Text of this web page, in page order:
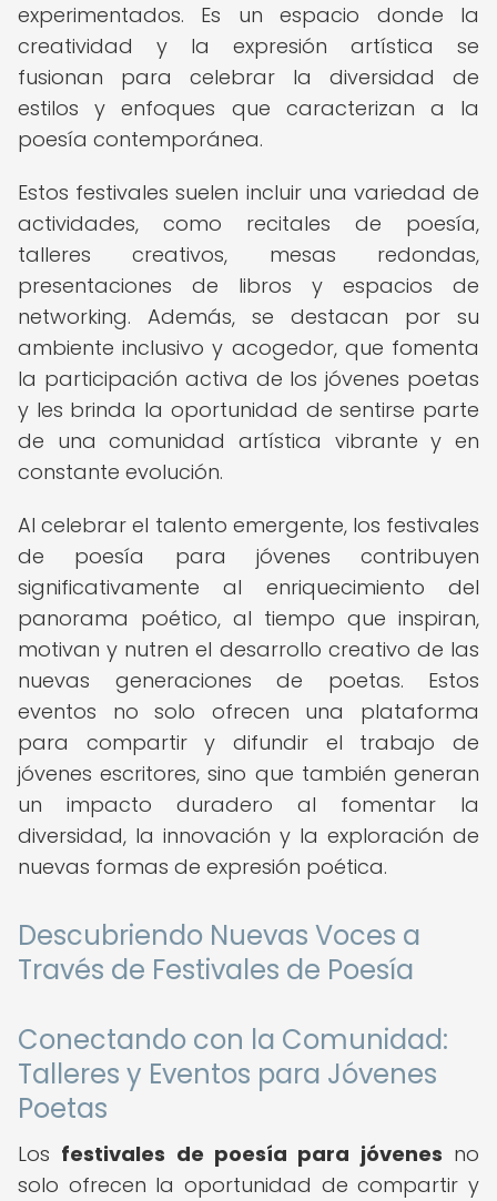
experimentados. Es un espacio donde la
creatividad y la expresión artística se
fusionan para celebrar la diversidad de
estilos y enfoques que caracterizan a la
poesía contemporánea.
Estos festivales suelen incluir una variedad de
actividades, como recitales de poesía,
talleres creativos, mesas redondas,
presentaciones de libros y espacios de
networking. Además, se destacan por su
ambiente inclusivo y acogedor, que fomenta
la participación activa de los jóvenes poetas
y les brinda la oportunidad de sentirse parte
de una comunidad artística vibrante y en
constante evolución.
Al celebrar el talento emergente, los festivales
de poesía para jóvenes contribuyen
significativamente al enriquecimiento del
panorama poético, al tiempo que inspiran,
motivan y nutren el desarrollo creativo de las
nuevas generaciones de poetas. Estos
eventos no solo ofrecen una plataforma
para compartir y difundir el trabajo de
jóvenes escritores, sino que también generan
un impacto duradero al fomentar la
diversidad, la innovación y la exploración de
nuevas formas de expresión poética.
Descubriendo Nuevas Voces a
Través de Festivales de Poesía
Conectando con la Comunidad:
Talleres y Eventos para Jóvenes
Poetas
Los festivales de poesía para jóvenes no
solo ofrecen la oportunidad de compartir y